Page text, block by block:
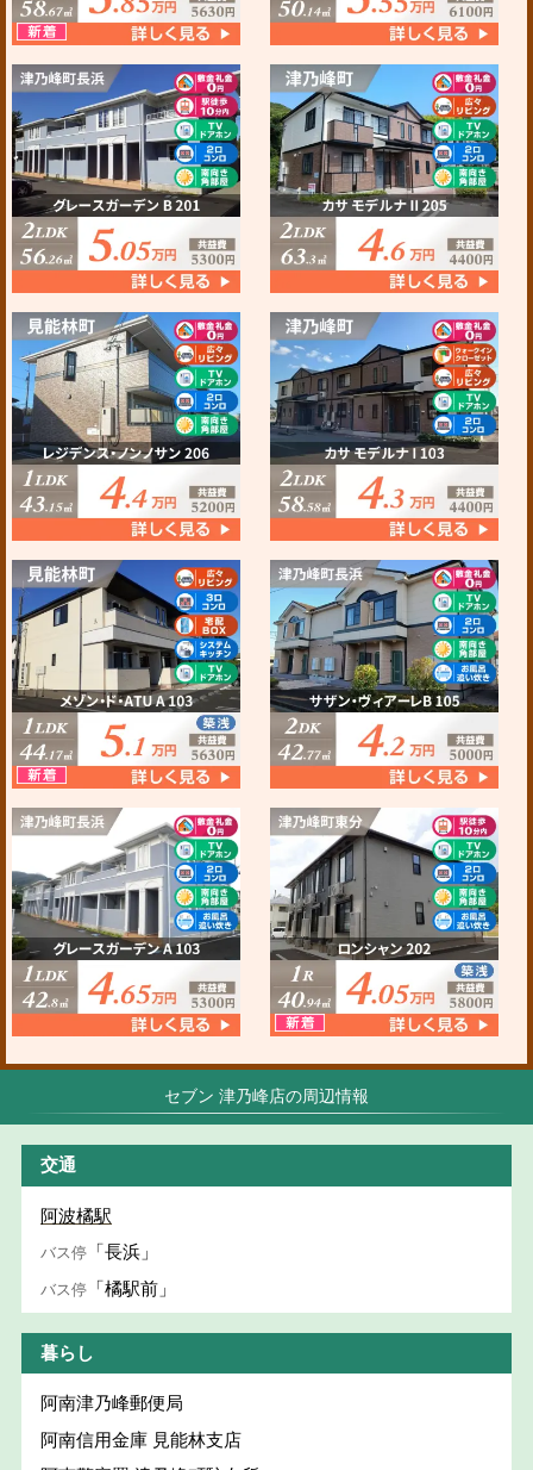
セブン 津乃峰店の周辺情報
交通
阿波橘駅
バス停 「長浜」
バス停 「橘駅前」
暮らし
阿南津乃峰郵便局
阿南信用金庫 見能林支店